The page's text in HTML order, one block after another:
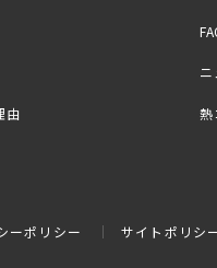
由
ニ
熱
ーポリシー サイトポリシ